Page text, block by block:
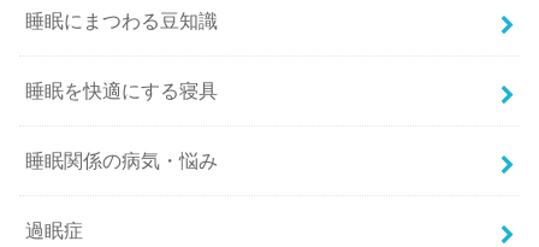
睡眠にまつわる豆知識
睡眠を快適にする寝具
睡眠関係の病気・悩み
過眠症